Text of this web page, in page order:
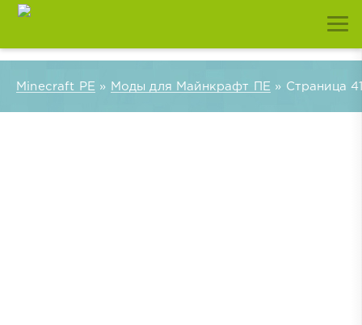
Minecraft PE » Моды для Майнкрафт ПЕ » Страница